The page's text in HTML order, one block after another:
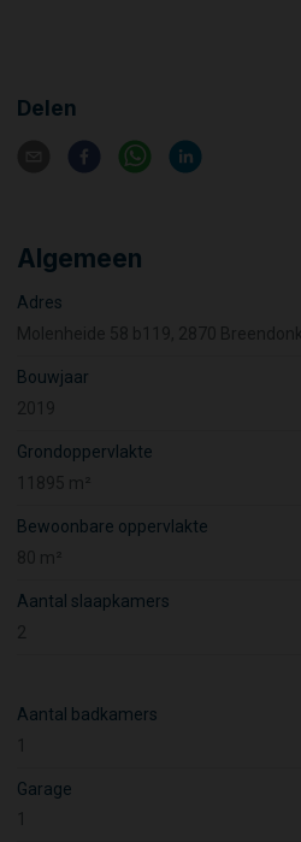
Delen
Algemeen
Adres
Molenheide 58 b119, 2870 Breendonk
Bouwjaar
2019
Grondoppervlakte
11895 m²
Bewoonbare oppervlakte
80 m²
Aantal slaapkamers
2
Aantal badkamers
1
Garage